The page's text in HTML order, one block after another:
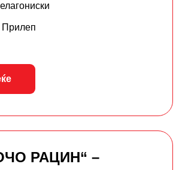
Прилеп
РАЦИН“ –